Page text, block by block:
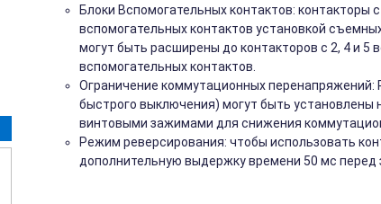
Блоки Вспомогательных контактов:
вспомогательных контактов установкой
могут быть расширены до контакторов с 2, 4 и 5
вспомогательных контактов.
Ограничение коммутационных
быстрого выключения) могут быть установлены
винтовыми зажимами для снижения
Режим реверсирования: чтобы использовать
дополнительную выдержку времени 50 мс